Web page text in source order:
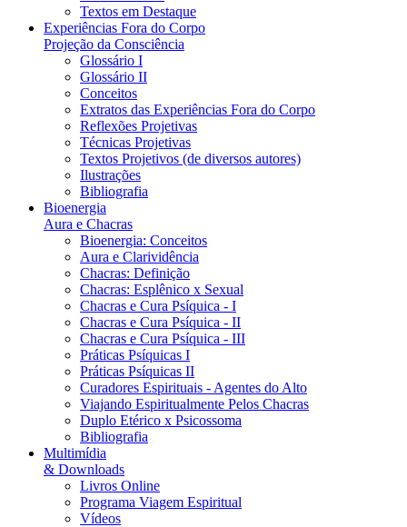
Textos em Destaque
Experiências Fora do Corpo
Projeção da Consciência
Glossário I
Glossário II
Conceitos
Extratos das Experiências Fora do Corpo
Reflexões Projetivas
Técnicas Projetivas
Textos Projetivos (de diversos autores)
Ilustrações
Bibliografia
Bioenergia
Aura e Chacras
Bioenergia: Conceitos
Aura e Clarividência
Chacras: Definição
Chacras: Esplênico x Sexual
Chacras e Cura Psíquica - I
Chacras e Cura Psíquica - II
Chacras e Cura Psíquica - III
Práticas Psíquicas I
Práticas Psíquicas II
Curadores Espirituais - Agentes do Alto
Viajando Espiritualmente Pelos Chacras
Duplo Etérico x Psicossoma
Bibliografia
Multimídia
& Downloads
Livros Online
Programa Viagem Espiritual
Vídeos